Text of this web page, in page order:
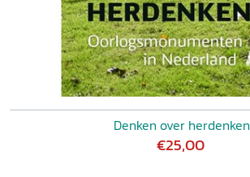
Denken over herdenken
€25,00